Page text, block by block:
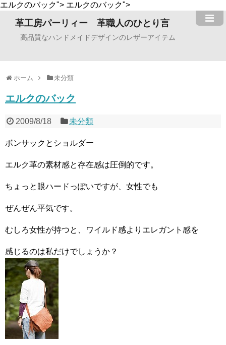
エルクのバック"> エルクのバック">
革工房パーリィー 革職人のひとり言
高品質なハンドメイドデザインのレザーアイテム
ホーム 未分類
エルクのバック
2009/8/18 未分類
ボンサックとショルダー
エルク革の素材感と存在感は圧倒的です。
ちょっと眼ハードっぽいですが、女性でも
ぜんぜん平気です。
むしろ女性が持つと、ワイルド感よりエレガント感を
感じるのは私だけでしょうか？